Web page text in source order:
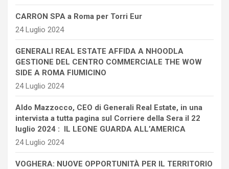
CARRON SPA a Roma per Torri Eur
24 Luglio 2024
GENERALI REAL ESTATE AFFIDA A NHOODLA
GESTIONE DEL CENTRO COMMERCIALE THE WOW
SIDE A ROMA FIUMICINO
24 Luglio 2024
Aldo Mazzocco, CEO di Generali Real Estate, in una
intervista a tutta pagina sul Corriere della Sera il 22
luglio 2024 : IL LEONE GUARDA ALL’AMERICA
24 Luglio 2024
VOGHERA: NUOVE OPPORTUNITÀ PER IL TERRITORIO